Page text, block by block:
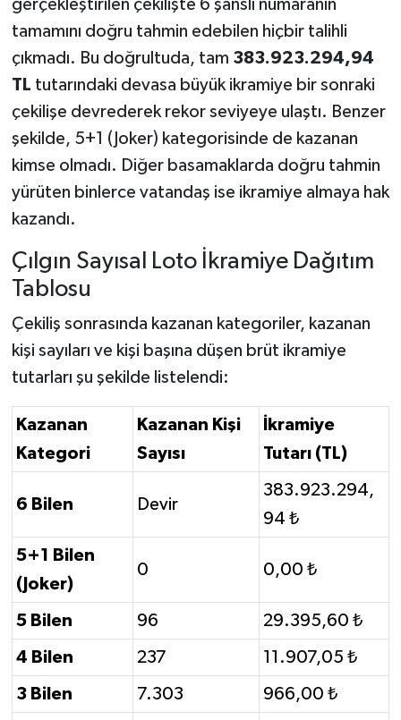
gerçekleştirilen çekilişte 6 şanslı numaranın
tamamını doğru tahmin edebilen hiçbir talihli
çıkmadı. Bu doğrultuda, tam 383.923.294,94
TL tutarındaki devasa büyük ikramiye bir sonraki
çekilişe devrederek rekor seviyeye ulaştı. Benzer
şekilde, 5+1 (Joker) kategorisinde de kazanan
kimse olmadı. Diğer basamaklarda doğru tahmin
yürüten binlerce vatandaş ise ikramiye almaya hak
kazandı.
Çılgın Sayısal Loto İkramiye Dağıtım
Tablosu
Çekiliş sonrasında kazanan kategoriler, kazanan
kişi sayıları ve kişi başına düşen brüt ikramiye
tutarları şu şekilde listelendi:
Kazanan
Kategori
Kazanan Kişi
Sayısı
İkramiye
Tutarı (TL)
6 Bilen Devir
383.923.294,
94 ₺
5+1 Bilen
(Joker)
0 0,00 ₺
5 Bilen 96 29.395,60 ₺
4 Bilen 237 11.907,05 ₺
3 Bilen 7.303 966,00 ₺